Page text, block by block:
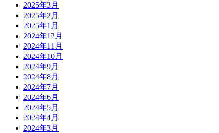
2025年3月
2025年2月
2025年1月
2024年12月
2024年11月
2024年10月
2024年9月
2024年8月
2024年7月
2024年6月
2024年5月
2024年4月
2024年3月